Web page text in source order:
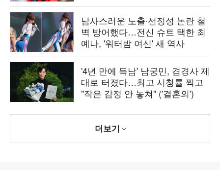
남사스러운 노출·선정성 논란 철
벽 방어했다…전신 슈트 택한 최
예나, '워터밤 여신' 새 역사
'4년 만에 득남' 남궁민, 겹경사 제
대로 터졌다…최고 시청률 찍고
"작은 감정 안 놓쳐" ('결혼의')
더보기